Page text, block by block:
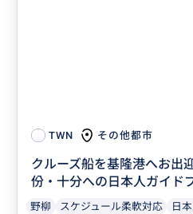
TWN その他都市
クルーズ船を基隆港へお出
份・十分への日本人ガイド
野柳 スケジュール柔軟対応 日